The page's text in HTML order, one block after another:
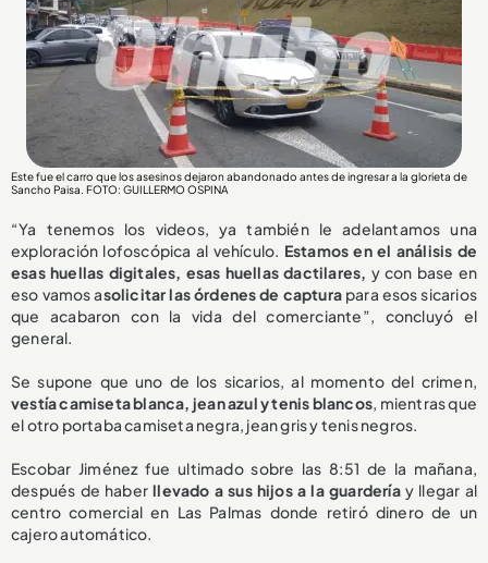
Este fue el carro que los asesinos dejaron abandonado antes de ingresar a la glorieta de
Sancho Paisa. FOTO: GUILLERMO OSPINA
“Ya tenemos los videos, ya también le adelantamos una
exploración lofoscópica al vehículo. Estamos en el análisis de
esas huellas digitales, esas huellas dactilares, y con base en
eso vamos asolicitar las órdenes de captura para esos sicarios
que acabaron con la vida del comerciante”, concluyó el
general.
Se supone que uno de los sicarios, al momento del crimen,
vestía camiseta blanca, jean azul y tenis blancos, mientras que
el otro portaba camiseta negra, jean gris y tenis negros.
Escobar Jiménez fue ultimado sobre las 8:51 de la mañana,
después de haberllevado a sus hijos a la guarderíay llegar al
centro comercial en Las Palmas donde retiró dinero de un
cajero automático.